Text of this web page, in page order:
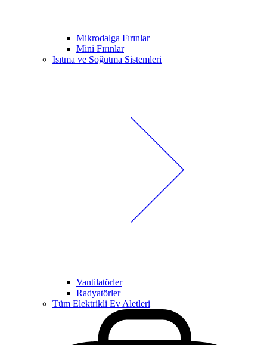
Mikrodalga Fırınlar
Mini Fırınlar
Isıtma ve Soğutma Sistemleri
Vantilatörler
Radyatörler
Tüm Elektrikli Ev Aletleri